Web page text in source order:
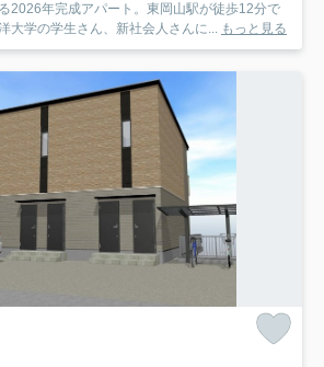
2026年完成アパート。東岡山駅が徒歩12分で
大学の学生さん、新社会人さんに... もっと見る